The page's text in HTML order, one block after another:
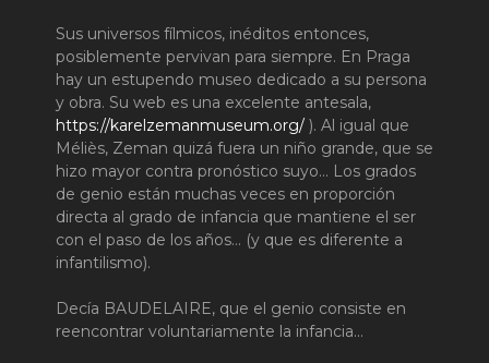
Sus universos fílmicos, inéditos entonces,
posiblemente pervivan para siempre. En Praga
hay un estupendo museo dedicado a su persona
y obra. Su web es una excelente antesala,
https://karelzemanmuseum.org/ ). Al igual que
Méliès, Zeman quizá fuera un niño grande, que se
hizo mayor contra pronóstico suyo… Los grados
de genio están muchas veces en proporción
directa al grado de infancia que mantiene el ser
con el paso de los años… (y que es diferente a
infantilismo).
Decía BAUDELAIRE, que el genio consiste en
reencontrar voluntariamente la infancia…